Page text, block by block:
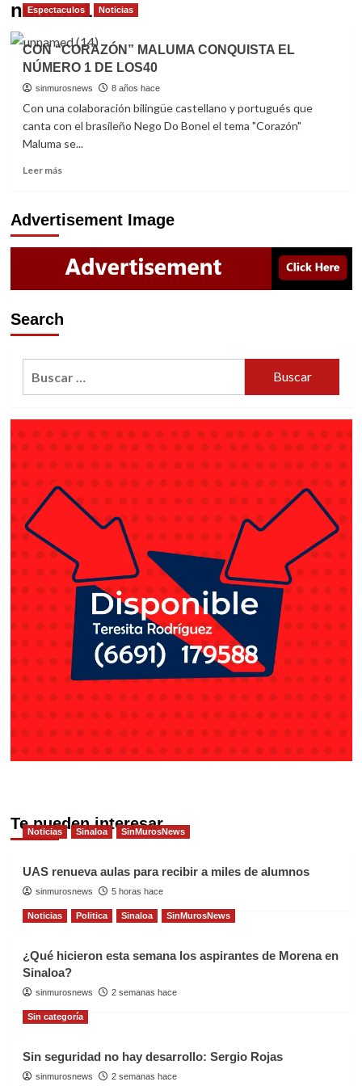
numero1
Espectaculos Noticias
CON “CORAZÓN” MALUMA CONQUISTA EL
NÚMERO 1 DE LOS40
sinmurosnews 8 años hace
Con una colaboración bilingüe castellano y portugués que
canta con el brasileño Nego Do Bonel el tema "Corazón"
Maluma se...
Leer másRead
CON
“CORAZÓN”
MALUMA
CONQUISTA
EL
NÚMERO
DE
Advertisement Image
Search
Te pueden interesar
Noticias Sinaloa SinMurosNews
UAS renueva aulas para recibir a miles de alumnos
sinmurosnews 5 horas hace
Noticias Politica Sinaloa SinMurosNews
¿Qué hicieron esta semana los aspirantes de Morena en
Sinaloa?
sinmurosnews 2 semanas hace
Sin categoría
Sin seguridad no hay desarrollo: Sergio Rojas
sinmurosnews 2 semanas hace